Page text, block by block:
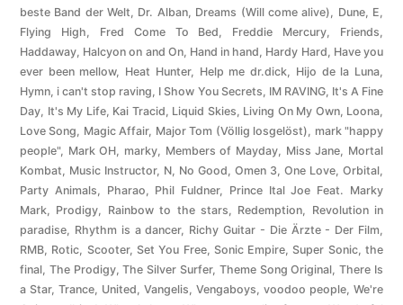
beste Band der Welt
Dr. Alban, Dreams (Will come alive) Dune, E
Flying High
Fred Come To Bed Freddie Mercury Friends
Haddaway Halcyon on and On, Hand in hand Hardy Hard Have you
ever been mellow, Heat Hunter, Help me dr.dick Hijo de la Luna
Hymn i can't stop raving I Show You Secrets IM RAVING, It's A Fine
Day It's My Life, Kai Tracid Liquid Skies Living On My Own, Loona
Love Song
Magic Affair, Major Tom (Völlig losgelöst)
mark "happy
people"
Mark OH marky Members of Mayday Miss Jane
Mortal
Kombat
Music Instructor, N No Good Omen 3 One Love Orbital
Party Animals
Pharao Phil Fuldner, Prince Ital Joe Feat. Marky
Mark
Prodigy Rainbow to the stars Redemption
Revolution in
paradise
Rhythm is a dancer, Richy Guitar - Die Ärzte - Der Film
RMB Rotic Scooter, Set You Free, Sonic Empire Super Sonic,the
final The Prodigy,The Silver Surfer, Theme Song Original ,There Is
a Star, Trance United Vangelis Vengaboys voodoo people We're